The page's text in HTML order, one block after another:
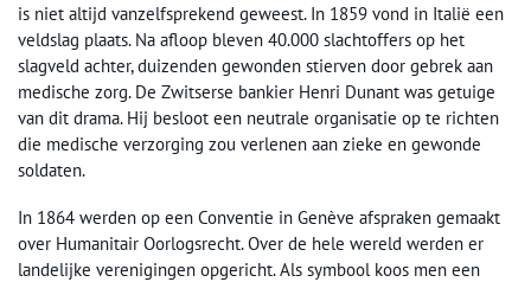
is niet altijd vanzelfsprekend geweest. In 1859 vond in Italië een
veldslag plaats. Na afloop bleven 40.000 slachtoffers op het
slagveld achter, duizenden gewonden stierven door gebrek aan
medische zorg. De Zwitserse bankier Henri Dunant was getuige
van dit drama. Hij besloot een neutrale organisatie op te richten
die medische verzorging zou verlenen aan zieke en gewonde
soldaten.
In 1864 werden op een Conventie in Genève afspraken gemaakt
over Humanitair Oorlogsrecht. Over de hele wereld werden er
landelijke verenigingen opgericht. Als symbool koos men een